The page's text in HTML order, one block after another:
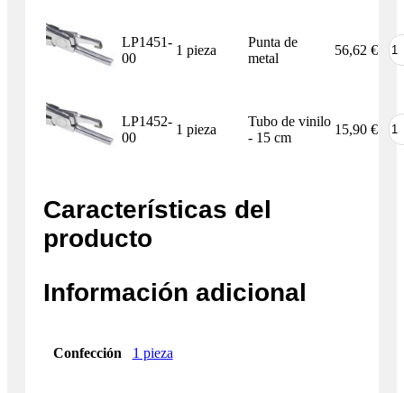
LP1451-
00
1 pieza
Punta de
metal
56,62 €
LP1452-
00
1 pieza
Tubo de vinilo
- 15 cm
15,90 €
Características del
producto
Información adicional
Confección 1 pieza